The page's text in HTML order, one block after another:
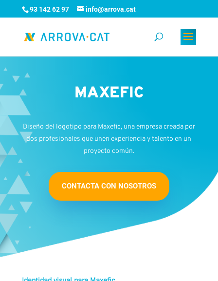
93 142 62 97 info@arrova.cat
MAXEFIC
Diseño del logotipo para Maxefic, una empresa creada por
dos profesionales que unen experiencia y talento en un
proyecto común.
CONTACTA CON NOSOTROS